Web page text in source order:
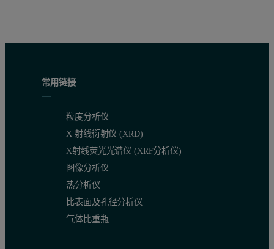
即使 Mn 含量较高的样品也没有显示任何额外的相峰，这
常用链接
粒度分析仪
X 射线衍射仪 (XRD)
X射线荧光光谱仪 (XRF分析仪)
图像分析仪
热分析仪
比表面及孔径分析仪
气体比重瓶